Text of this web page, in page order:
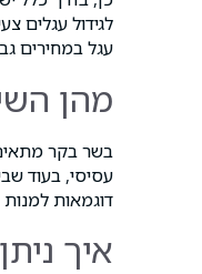
לגידול עגלים
עגל במחירים
מהן
בשר בקר מתאים
עסיסי, בעוד
דוגמאות
איך